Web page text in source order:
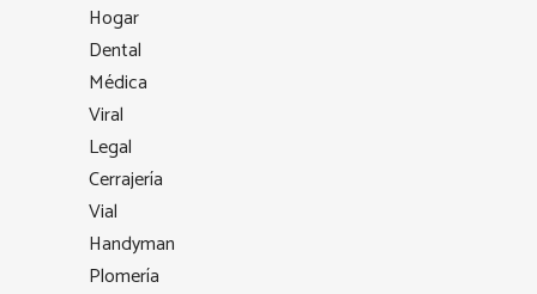
Hogar
Dental
Médica
Viral
Legal
Cerrajería
Vial
Handyman
Plomería